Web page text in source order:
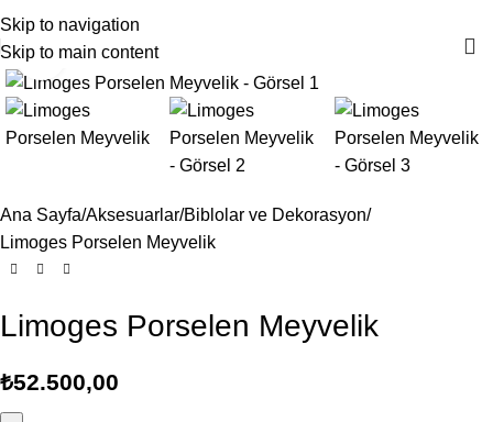
Skip to navigation
Skip to main content
Büyütmek için tıklayın
Ana Sayfa Aksesuarlar Biblolar ve Dekorasyon
Limoges Porselen Meyvelik
Limoges Porselen Meyvelik
₺52.500,00